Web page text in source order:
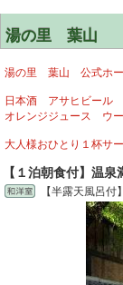
湯の里 葉山
湯の里 葉山 公式ホー
日本酒 アサヒビール
オレンジジュース ウ
大人様おひとり１杯サ
【１泊朝食付】温泉
【半露天風呂付